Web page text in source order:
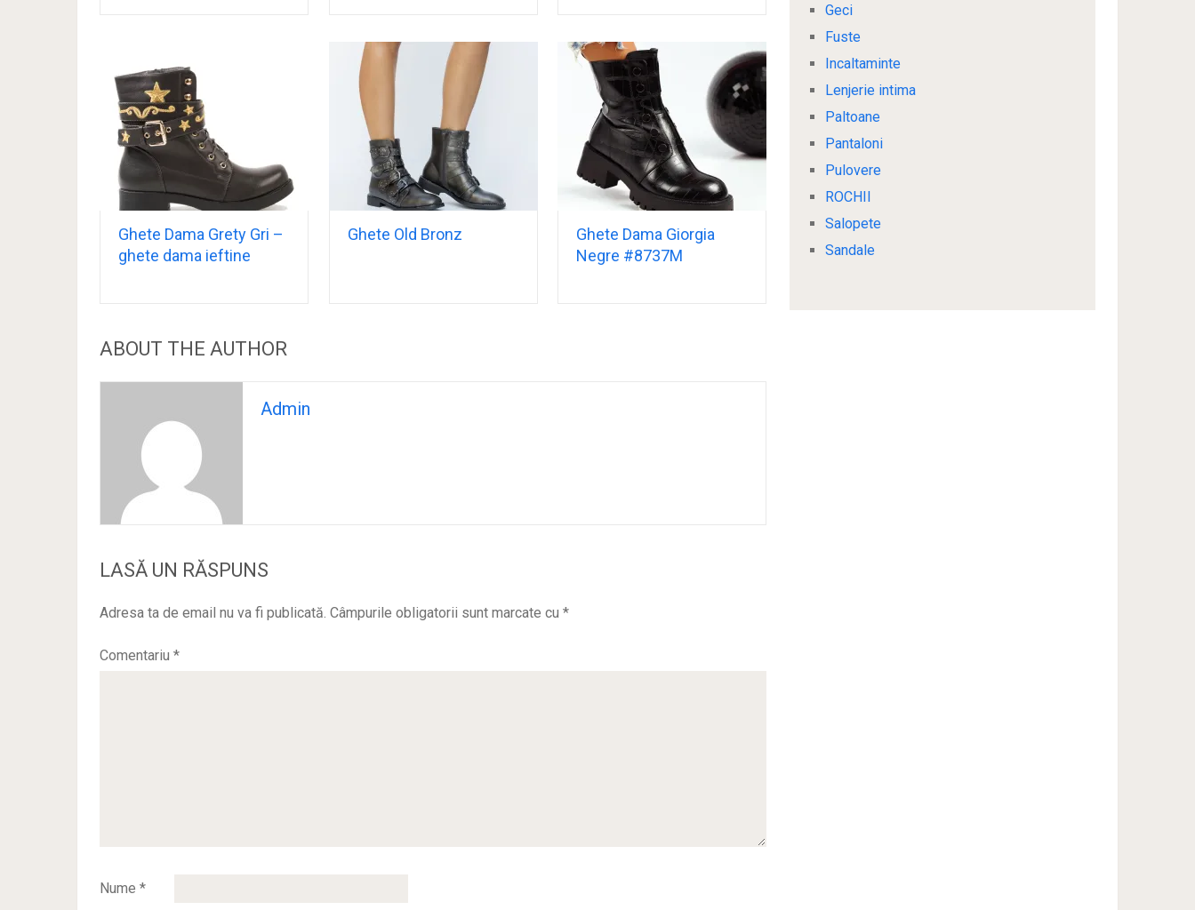
Ghete Dama Grety Gri –
ghete dama ieftine
Ghete Old Bronz
Ghete Dama Giorgia
Negre #8737M
ABOUT THE AUTHOR
Admin
LASĂ UN RĂSPUNS
Adresa ta de email nu va fi publicată. Câmpurile obligatorii sunt marcate cu *
Comentariu *
Nume *
Geci
Fuste
Incaltaminte
Lenjerie intima
Paltoane
Pantaloni
Pulovere
ROCHII
Salopete
Sandale